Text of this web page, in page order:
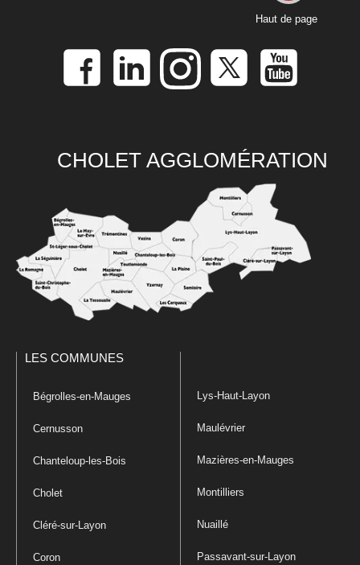
Haut de page
CHOLET AGGLOMÉRATION
LES COMMUNES
Bégrolles-en-Mauges
Cernusson
Chanteloup-les-Bois
Cholet
Cléré-sur-Layon
Coron
Lys-Haut-Layon
Maulévrier
Mazières-en-Mauges
Montilliers
Nuaillé
Passavant-sur-Layon